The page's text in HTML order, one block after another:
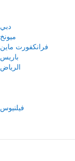
دبي
ميونخ
فرانكفورت ماين
باريس
الرياض
فيلنيوس